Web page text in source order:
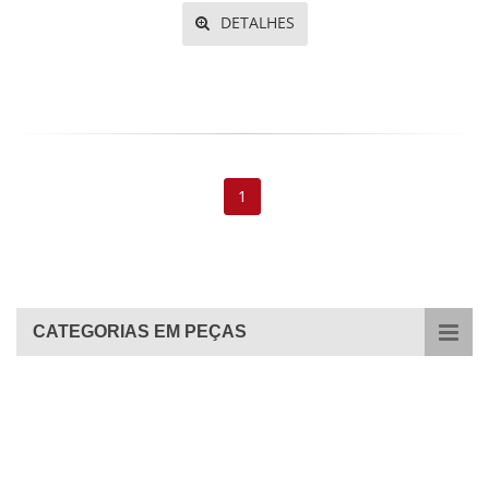
DETALHES
1
CATEGORIAS EM PEÇAS